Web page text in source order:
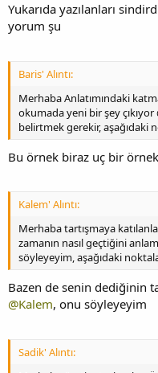
Yukarıda yazılanları
yorum şu
Baris' Alıntı:
Merhaba Anlatımındaki
okumada yeni bir şey
belirtmek gerekir, aşağıdaki
Bu örnek biraz uç bir örnek
Kalem' Alıntı:
Merhaba tartışmaya
zamanın nasıl geçtiğini
söyleyeyim, aşağıdaki
Bazen de senin dediğinin
@Kalem, onu söyleyeyim
Sadik' Alıntı: